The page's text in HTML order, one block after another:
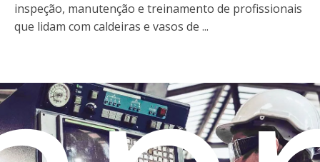
inspeção, manutenção e treinamento de profissionais
que lidam com caldeiras e vasos de ...